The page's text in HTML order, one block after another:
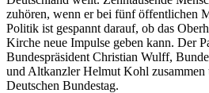
zuhören, wenn er bei fünf öffentlichen
Politik ist gespannt darauf, ob das
Kirche neue Impulse geben kann. Der
Bundespräsident Christian Wulff,
und Altkanzler Helmut Kohl zusammen
Deutschen Bundestag.